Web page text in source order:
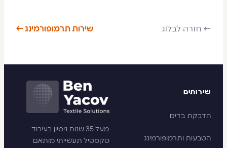
← חזרה לבלוג שירות תרמופורמינג ←
מעל 35 שנות ניסיון בעיבוד
טקסטיל תעשייתי מותאם
שירותים
הדבקת בדים
הטבעות ותרמופורמינג